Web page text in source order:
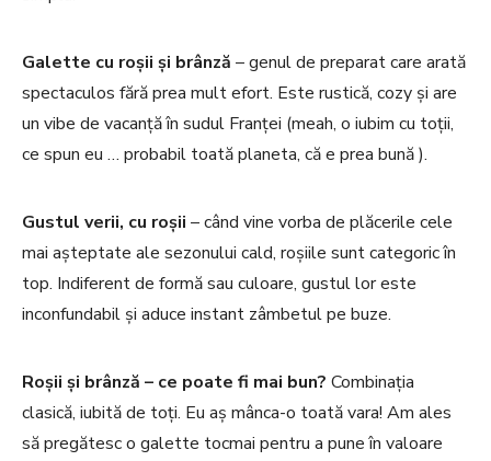
Galette cu roșii și brânză – genul de preparat care arată
spectaculos fără prea mult efort. Este rustică, cozy și are
un vibe de vacanță în sudul Franței (meah, o iubim cu toții,
ce spun eu … probabil toată planeta, că e prea bună ).
Gustul verii, cu roșii – când vine vorba de plăcerile cele
mai așteptate ale sezonului cald, roșiile sunt categoric în
top. Indiferent de formă sau culoare, gustul lor este
inconfundabil și aduce instant zâmbetul pe buze.
Roșii și brânză – ce poate fi mai bun? Combinația
clasică, iubită de toți. Eu aș mânca-o toată vara! Am ales
să pregătesc o galette tocmai pentru a pune în valoare